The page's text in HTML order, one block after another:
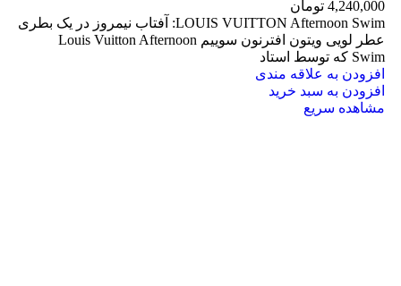
4,240,000 تومان
LOUIS VUITTON Afternoon Swim: آفتاب نیمروز در یک بطری
عطر لویی ویتون افترنون سوییم Louis Vuitton Afternoon
Swim که توسط استاد
افزودن به علاقه مندی
افزودن به سبد خرید
مشاهده سریع